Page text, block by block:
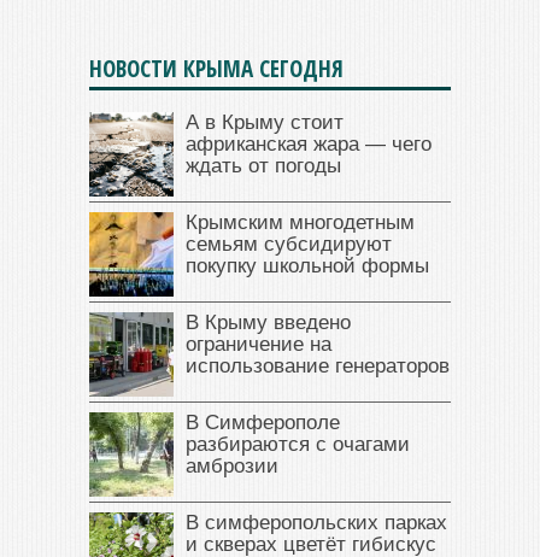
НОВОСТИ КРЫМА СЕГОДНЯ
А в Крыму стоит
африканская жара — чего
ждать от погоды
Крымским многодетным
семьям субсидируют
покупку школьной формы
В Крыму введено
ограничение на
использование генераторов
В Симферополе
разбираются с очагами
амброзии
В симферопольских парках
и скверах цветёт гибискус